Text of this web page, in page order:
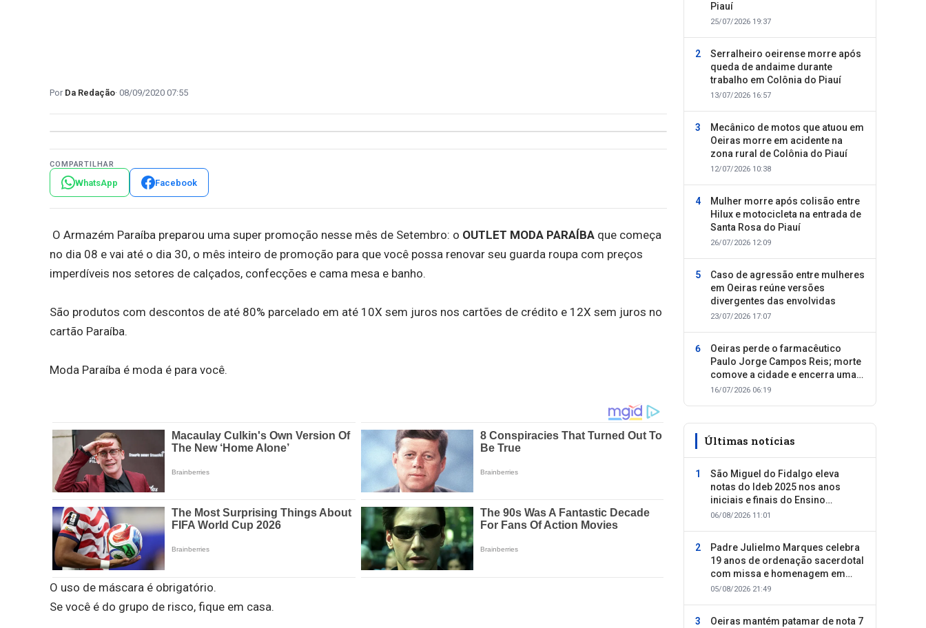
Da Redação 08/09/2020 07:55
COMPARTILHAR
WhatsApp Facebook
O Armazém Paraíba preparou uma super promoção nesse mês de Setembro: o OUTLET MODA PARAÍBA que começa
no dia 08 e vai até o dia 30, o mês inteiro de promoção para que você possa renovar seu guarda roupa com preços
imperdíveis nos setores de calçados, confecções e cama mesa e banho.
São produtos com descontos de até 80% parcelado em até 10X sem juros nos cartões de crédito e 12X sem juros no
cartão Paraíba.
Moda Paraíba é moda é para você.
O uso de máscara é obrigatório.
Se você é do grupo de risco, fique em casa.
Piauí
25/07/2026 19:37
Serralheiro oeirense morre após
queda de andaime durante
trabalho em Colônia do Piauí
13/07/2026 16:57
Mecânico de motos que atuou em
Oeiras morre em acidente na
zona rural de Colônia do Piauí
12/07/2026 10:38
Mulher morre após colisão entre
Hilux e motocicleta na entrada de
Santa Rosa do Piauí
26/07/2026 12:09
Caso de agressão entre mulheres
em Oeiras reúne versões
divergentes das envolvidas
23/07/2026 17:07
Oeiras perde o farmacêutico
Paulo Jorge Campos Reis; morte
comove a cidade e encerra uma
trajetória dedicada ao cuidado
16/07/2026 06:19
Últimas notícias
São Miguel do Fidalgo eleva
notas do Ideb 2025 nos anos
iniciais e finais do Ensino
Fundamental
06/08/2026 11:01
Padre Julielmo Marques celebra
19 anos de ordenação sacerdotal
com missa e homenagem em
Colônia do Piauí
05/08/2026 21:49
Oeiras mantém patamar de nota 7